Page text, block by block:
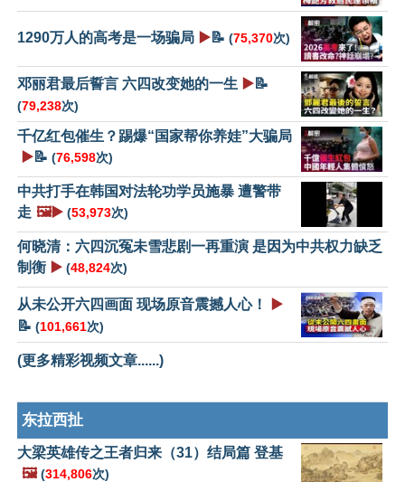
1290万人的高考是一场骗局 ▶️📝 (75,370次)
邓丽君最后誓言 六四改变她的一生 ▶️📝
(79,238次)
千亿红包催生？踢爆“国家帮你养娃”大骗局
▶️📝 (76,598次)
中共打手在韩国对法轮功学员施暴 遭警带
走 🖼️▶️ (53,973次)
何晓清：六四沉冤未雪悲剧一再重演 是因为中共权力缺乏
制衡 ▶️ (48,824次)
从未公开六四画面 现场原音震撼人心！
▶️
📝 (101,661次)
(更多精彩视频文章......)
东拉西扯
大梁英雄传之王者归来（31）结局篇 登基
🖼️ (314,806次)